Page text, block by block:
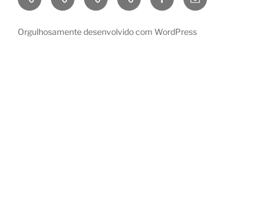
e-
Orgulhosamente desenvolvido com WordPress